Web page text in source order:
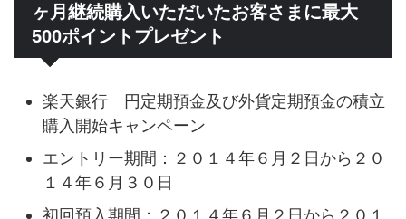
ヶ月継続購入いただいたお客さまに最大
500ポイントプレゼント
楽天銀行 円定期預金及び外貨定期預金の積立
購入開始キャンペーン
エントリー期間：２０１４年６月２日から２０
１４年６月３０日